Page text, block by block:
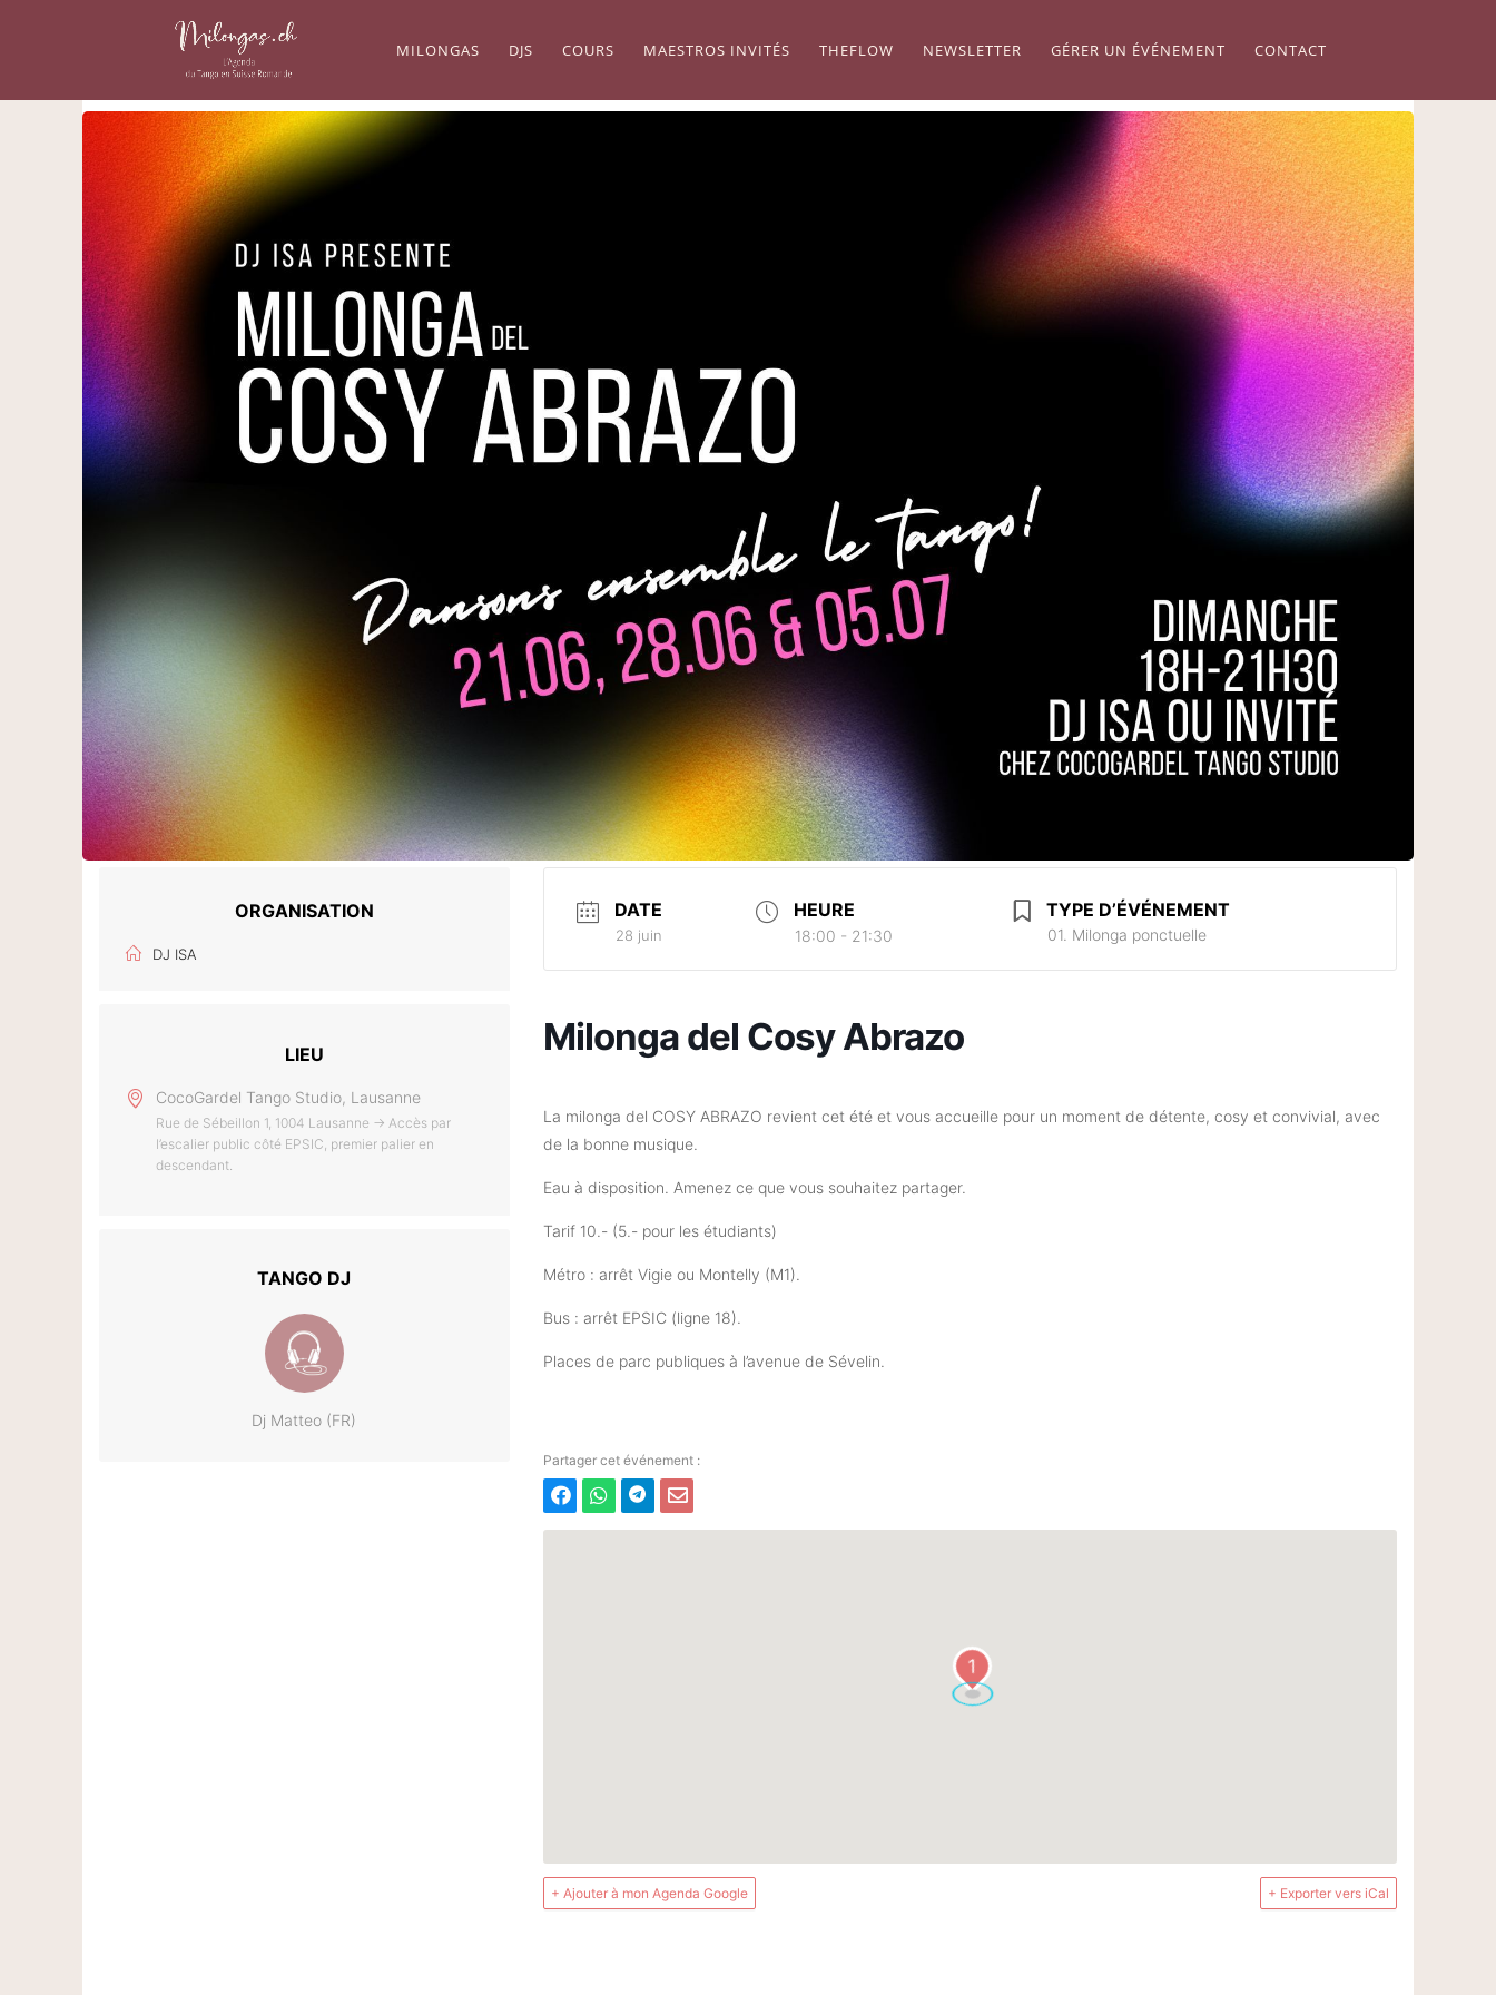
MILONGAS DJS COURS MAESTROS INVITÉS THEFLOW NEWSLETTER GÉRER UN ÉVÉNEMENT CONTACT
ORGANISATION
DJ ISA
LIEU
CocoGardel Tango Studio, Lausanne
Rue de Sébeillon 1, 1004 Lausanne → Accès par
l’escalier public côté EPSIC, premier palier en
descendant.
TANGO DJ
Dj Matteo (FR)
DATE
28 juin
HEURE
18:00 - 21:30
TYPE D’ÉVÉNEMENT
01. Milonga ponctuelle
Milonga del Cosy Abrazo
La milonga del COSY ABRAZO revient cet été et vous accueille pour un moment de détente, cosy et convivial, avec
de la bonne musique.
Eau à disposition. Amenez ce que vous souhaitez partager.
Tarif 10.- (5.- pour les étudiants)
Métro : arrêt Vigie ou Montelly (M1).
Bus : arrêt EPSIC (ligne 18).
Places de parc publiques à l’avenue de Sévelin.
1
+ Ajouter à mon Agenda Google + Exporter vers iCal